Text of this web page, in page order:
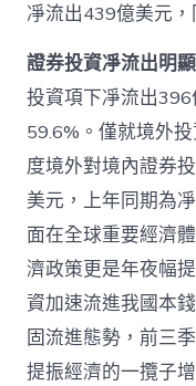
凈流出439億美元，
證券投資凈流出明
投資項下凈流出
59.6%。僅就境外
度境外對境內證券
美元，上年同期為
面在全球重要經濟
濟政策更是年夜幅
資加速流進我國本
固流進態勢，前三
提振經濟的一攬子